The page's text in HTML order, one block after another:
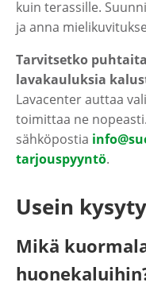
kuin terassille.
ja anna
Tarvitsetko
lavakauluksia
Lavacenter auttaa
toimittaa ne
sähköpostia
tarjouspyyntö.
Usein
Mikä